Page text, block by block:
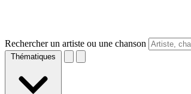
Rechercher un artiste ou une chanson
Thématiques